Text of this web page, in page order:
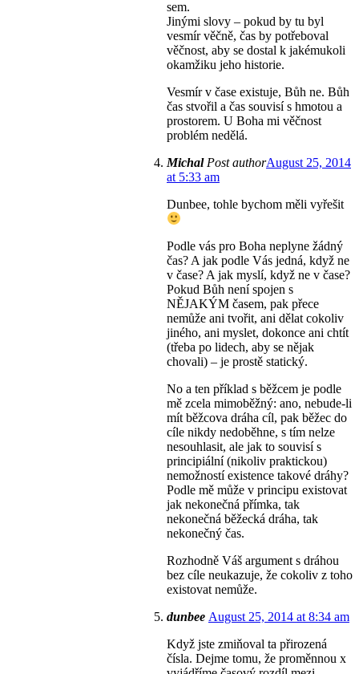
sem.
Jinými slovy – pokud by tu byl
vesmír věčně, čas by potřeboval
věčnost, aby se dostal k jakémukoli
okamžiku jeho historie.
Vesmír v čase existuje, Bůh ne. Bůh
čas stvořil a čas souvisí s hmotou a
prostorem. U Boha mi věčnost
problém nedělá.
Michal Post authorAugust 25, 2014
at 5:33 am
Dunbee, tohle bychom měli vyřešit
Podle vás pro Boha neplyne žádný
čas? A jak podle Vás jedná, když ne
v čase? A jak myslí, když ne v čase?
Pokud Bůh není spojen s
NĚJAKÝM časem, pak přece
nemůže ani tvořit, ani dělat cokoliv
jiného, ani myslet, dokonce ani chtít
(třeba po lidech, aby se nějak
chovali) – je prostě statický.
No a ten příklad s běžcem je podle
mě zcela mimoběžný: ano, nebude-li
mít běžcova dráha cíl, pak běžec do
cíle nikdy nedoběhne, s tím nelze
nesouhlasit, ale jak to souvisí s
principiální (nikoliv praktickou)
nemožností existence takové dráhy?
Podle mě může v principu existovat
jak nekonečná přímka, tak
nekonečná běžecká dráha, tak
nekonečný čas.
Rozhodně Váš argument s dráhou
bez cíle neukazuje, že cokoliv z toho
existovat nemůže.
dunbee August 25, 2014 at 8:34 am
Když jste zmiňoval ta přirozená
čísla. Dejme tomu, že proměnnou x